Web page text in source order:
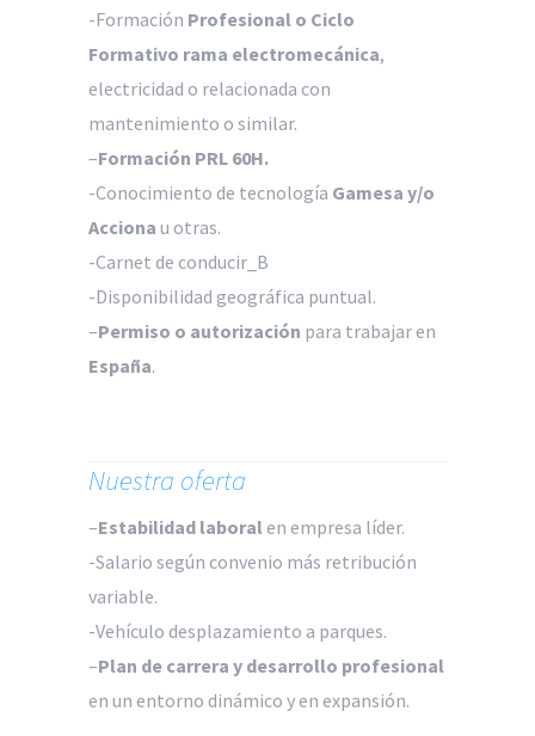
-Formación Profesional o Ciclo
Formativo rama electromecánica,
electricidad o relacionada con
mantenimiento o similar.
–Formación PRL 60H.
-Conocimiento de tecnología Gamesa y/o
Acciona u otras.
-Carnet de conducir_B
-Disponibilidad geográfica puntual.
–Permiso o autorización para trabajar en
España.
Nuestra oferta
–Estabilidad laboral en empresa líder.
-Salario según convenio más retribución
variable.
-Vehículo desplazamiento a parques.
–Plan de carrera y desarrollo profesional
en un entorno dinámico y en expansión.